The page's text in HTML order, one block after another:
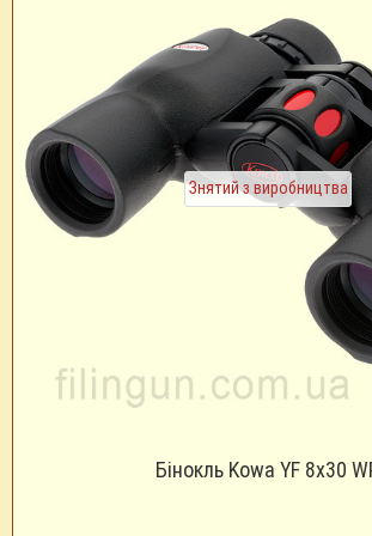
Знятий з виробництва
Бінокль Kowa YF 8x30